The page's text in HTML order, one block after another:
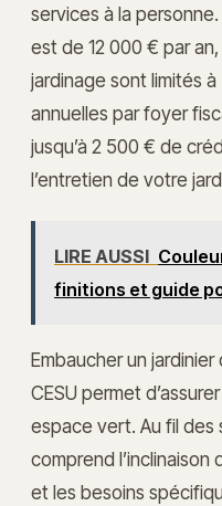
services à la
est de 12 000 € par
jardinage sont limités
annuelles par foyer
jusqu’à 2 500 € de
l’entretien de votre
LIRE AUSSI
finitions et guide
Embaucher un
CESU permet
espace vert. Au fil des
comprend l’inclinaison
et les besoins